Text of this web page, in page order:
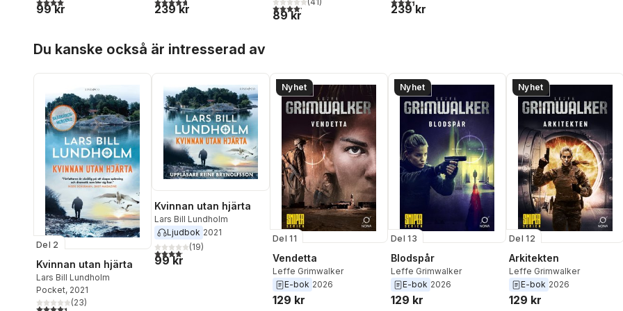
99 kr 239 kr
4,2utav 5 stjärnor. Totalt antal röster:
89 kr 239 kr
Du kanske också är intresserad av
Del 2
Kvinnan utan hjärta
Lars Bill Lundholm
Pocket, 2021
4,4utav 5 stjärnor. Totalt antal röster:
(23)
Kvinnan utan hjärta
Lars Bill Lundholm
Ljudbok 2021
4,1utav 5 stjärnor. Totalt antal röster:
(19)
99 kr
Nyhet
Del 11
Vendetta
Leffe Grimwalker
E-bok 2026
129 kr
Nyhet
Del 13
Blodspår
Leffe Grimwalker
E-bok 2026
129 kr
Nyhet
Del 12
Arkitekten
Leffe Grimwalker
E-bok 2026
129 kr